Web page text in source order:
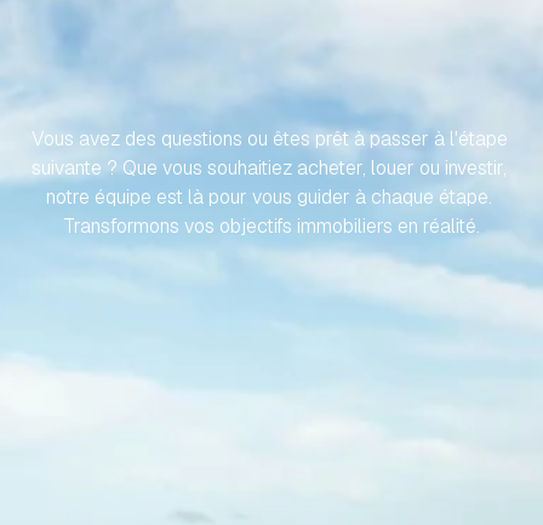
EFFORT
Vous avez des questions ou êtes prêt à passer à l'étape
suivante ? Que vous souhaitiez acheter, louer ou investir,
notre équipe est là pour vous guider à chaque étape.
Transformons vos objectifs immobiliers en réalité.